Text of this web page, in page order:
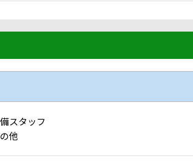
スタッフ
他